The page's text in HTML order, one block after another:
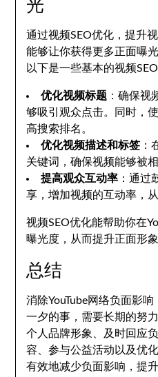
通过视频SEO优化，提升
能够让你获得更多正面曝
以下是一些基本的视频SEO
优化视频标题 ：确保视
够吸引观众点击。同时，
高搜索排名。
优化视频描述和标签 ：
关键词，确保视频能够被
提高观众互动率 ：通过
享，增加视频的互动率，
视频SEO优化能帮助你在
曝光度，从而提升正面形
总结
消除YouTube网络负面影
一夕的事，需要长期的努
个人品牌形象、及时回应
容、参与公益活动以及优
有效地减少负面影响，提